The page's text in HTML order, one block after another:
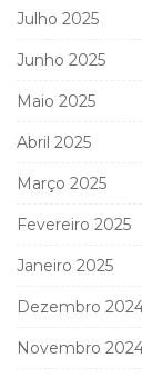
Julho 2025
Junho 2025
Maio 2025
Abril 2025
Março 2025
Fevereiro 2025
Janeiro 2025
Dezembro
Novembro